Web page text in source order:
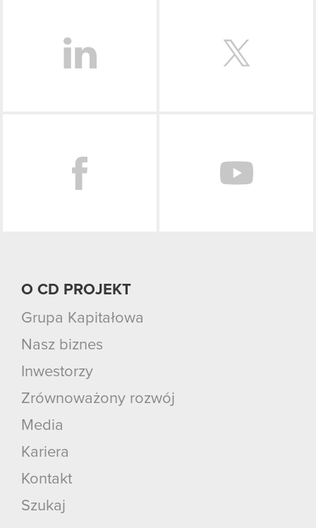
O CD PROJEKT
Grupa Kapitałowa
Nasz biznes
Inwestorzy
Zrównoważony rozwój
Media
Kariera
Kontakt
Szukaj